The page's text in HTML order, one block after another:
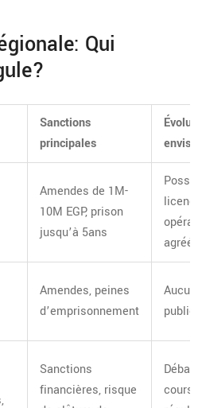
Qui
Sanctions
principales
Amendes de 1M-
10M EGP, prison
jusqu’à 5ans
agréés
Amendes, peines
d’emprisonnement
Aucun
public
Sanctions
financières, risque
Débat
cours